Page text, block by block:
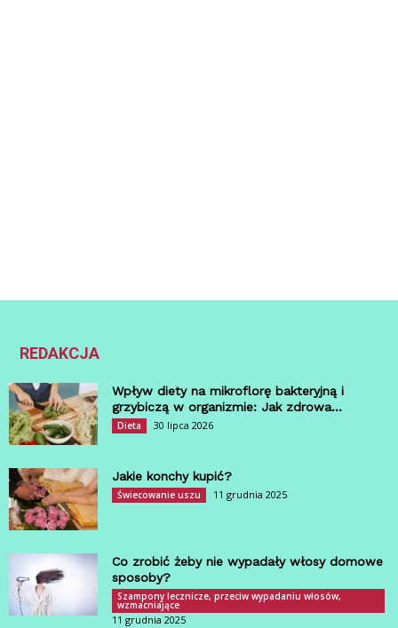
REDAKCJA
Wpływ diety na mikroflorę bakteryjną i
grzybiczą w organizmie: Jak zdrowa...
Dieta 30 lipca 2026
Jakie konchy kupić?
Świecowanie uszu 11 grudnia 2025
Co zrobić żeby nie wypadały włosy domowe
sposoby?
Szampony lecznicze, przeciw wypadaniu włosów,
wzmacniające
11 grudnia 2025